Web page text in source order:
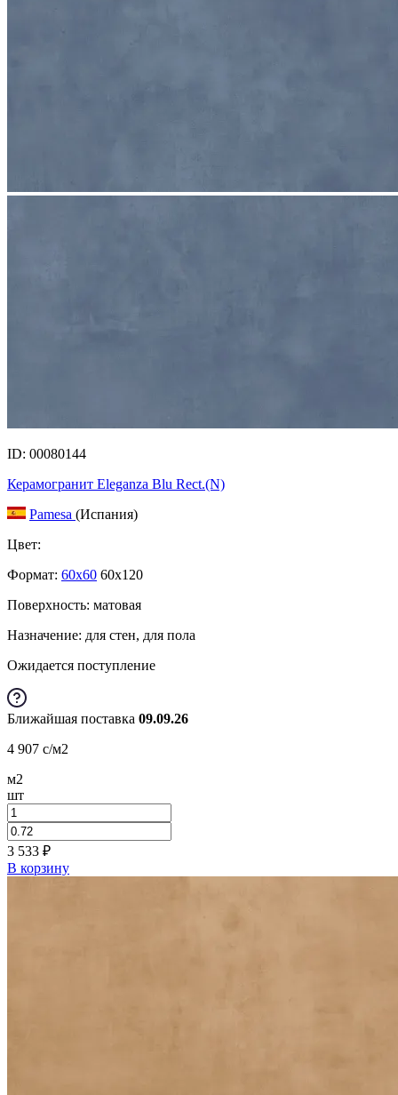
ID: 00080144
Керамогранит Eleganza Blu Rect.(N)
Pamesa (Испания)
Цвет:
Формат: 60x60 60x120
Поверхность: матовая
Назначение: для стен, для пола
Ожидается поступление
Ближайшая поставка 09.09.26
4 907 c/м2
м2
шт
3 533 ₽
В корзину